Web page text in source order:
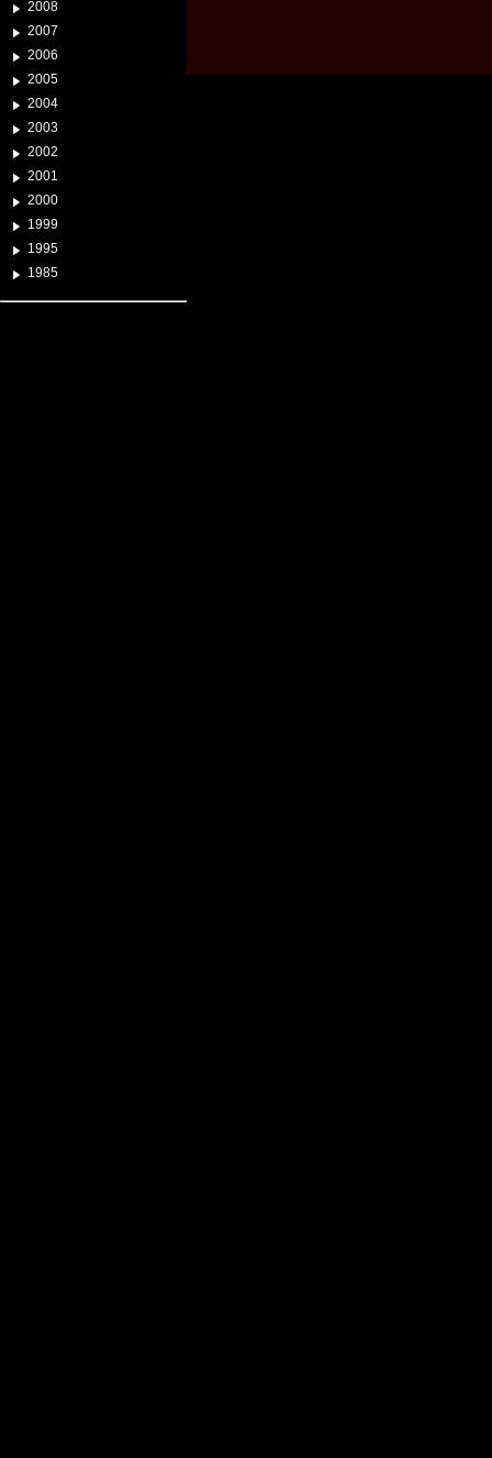
2008
2007
2006
2005
2004
2003
2002
2001
2000
1999
1995
1985